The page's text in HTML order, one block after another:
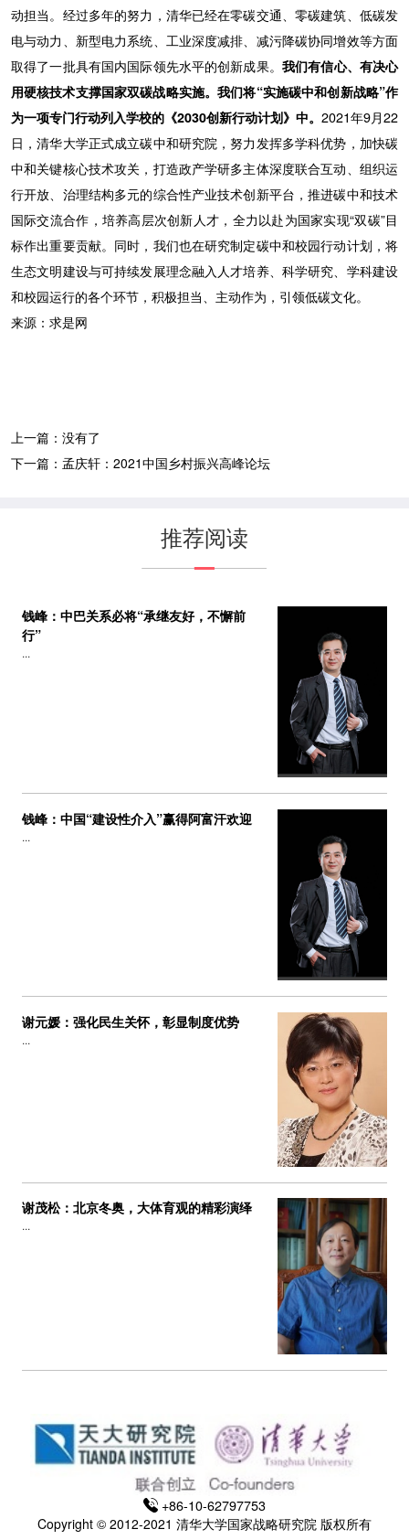
动担当。经过多年的努力，清华已经在零碳交通、零碳建筑、低碳发
电与动力、新型电力系统、工业深度减排、减污降碳协同增效等方面
取得了一批具有国内国际领先水平的创新成果。 我们有信心、有决心
用硬核技术支撑国家双碳战略实施。我们将“实施碳中和创新战略”作
为一项专门行动列入学校的《2030创新行动计划》中。2021年9月22
日，清华大学正式成立碳中和研究院，努力发挥多学科优势，加快碳
中和关键核心技术攻关，打造政产学研多主体深度联合互动、组织运
行开放、治理结构多元的综合性产业技术创新平台，推进碳中和技术
国际交流合作，培养高层次创新人才，全力以赴为国家实现“双碳”目
标作出重要贡献。同时，我们也在研究制定碳中和校园行动计划，将
生态文明建设与可持续发展理念融入人才培养、科学研究、学科建设
和校园运行的各个环节，积极担当、主动作为，引领低碳文化。
来源：求是网
上一篇：没有了
下一篇： 孟庆轩：2021中国乡村振兴高峰论坛
推荐阅读
钱峰：中巴关系必将“承继友好，不懈前
行”
...
钱峰：中国“建设性介入”赢得阿富汗欢迎
...
谢元媛：强化民生关怀，彰显制度优势
...
谢茂松：北京冬奥，大体育观的精彩演绎
...
+86-10-62797753
Copyright © 2012-2021 清华大学国家战略研究院 版权所有